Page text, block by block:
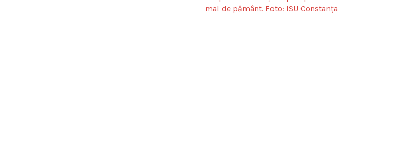
habitatul său natural